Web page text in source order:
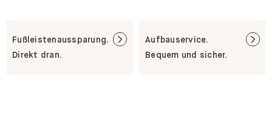
Fußleistenaussparung.
Direkt dran.
Aufbauservice.
Bequem und sicher.